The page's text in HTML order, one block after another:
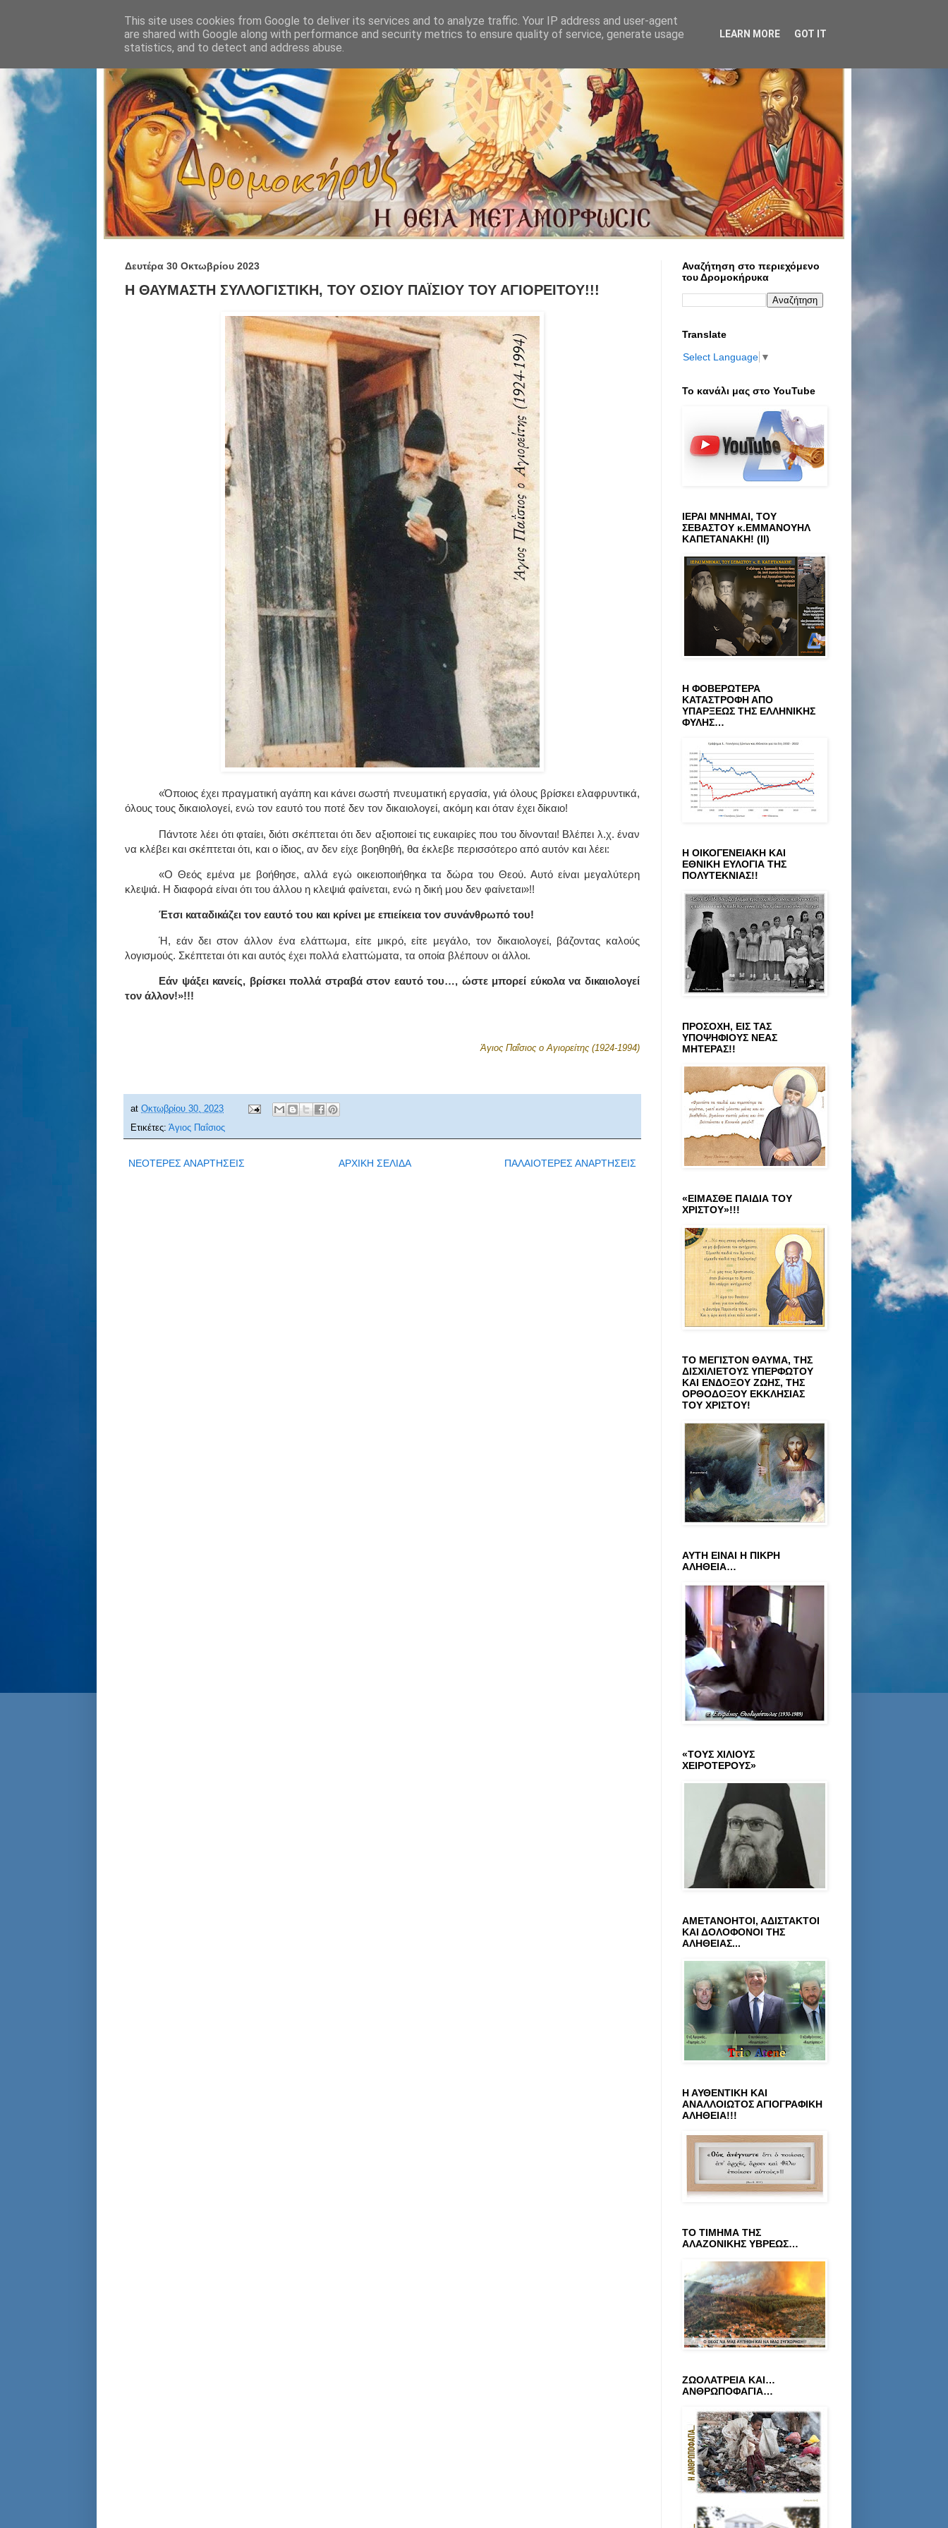
Δευτέρα 30 Οκτωβρίου 2023
Η ΘΑΥΜΑΣΤΗ ΣΥΛΛΟΓΙΣΤΙΚΗ, ΤΟΥ ΟΣΙΟΥ ΠΑΪΣΙΟΥ ΤΟΥ ΑΓΙΟΡΕΙΤΟΥ!!!
«Όποιος έχει πραγματική αγάπη και κάνει σωστή πνευματική εργασία, γιά όλους βρίσκει ελαφρυντικά,
όλους τους δικαιολογεί, ενώ τον εαυτό του ποτέ δεν τον δικαιολογεί, ακόμη και όταν έχει δίκαιο!
Πάντοτε λέει ότι φταίει, διότι σκέπτεται ότι δεν αξιοποιεί τις ευκαιρίες που του δίνονται! Βλέπει λ.χ. έναν
να κλέβει και σκέπτεται ότι, και ο ίδιος, αν δεν είχε βοηθηθή, θα έκλεβε περισσότερο από αυτόν και λέει:
«Ο Θεός εμένα με βοήθησε, αλλά εγώ οικειοποιήθηκα τα δώρα του Θεού. Αυτό είναι μεγαλύτερη
κλεψιά. Η διαφορά είναι ότι του άλλου η κλεψιά φαίνεται, ενώ η δική μου δεν φαίνεται»!!
Έτσι καταδικάζει τον εαυτό του και κρίνει με επιείκεια τον συνάνθρωπό του!
Ή, εάν δει στον άλλον ένα ελάττωμα, είτε μικρό, είτε μεγάλο, τον δικαιολογεί, βάζοντας καλούς
λογισμούς. Σκέπτεται ότι και αυτός έχει πολλά ελαττώματα, τα οποία βλέπουν οι άλλοι.
Εάν ψάξει κανείς, βρίσκει πολλά στραβά στον εαυτό του…, ώστε μπορεί εύκολα να δικαιολογεί
τον άλλον!»!!!
Άγιος Παΐσιος ο Αγιορείτης (1924-1994)
at Οκτωβρίου 30, 2023
Ετικέτες: Άγιος Παΐσιος
ΝΕΟΤΕΡΕΣ ΑΝΑΡΤΗΣΕΙΣ ΠΑΛΑΙΟΤΕΡΕΣ ΑΝΑΡΤΗΣΕΙΣ
ΑΡΧΙΚΗ ΣΕΛΙΔΑ
Αναζήτηση στο περιεχόμενο
του Δρομοκήρυκα
Translate
Select Language ▼
Το κανάλι μας στο ΥοuTube
ΙΕΡΑΙ ΜΝΗΜΑΙ, ΤΟΥ
ΣΕΒΑΣΤΟΥ κ.ΕΜΜΑΝΟΥΗΛ
ΚΑΠΕΤΑΝΑΚΗ! (ΙΙ)
Η ΦΟΒΕΡΩΤΕΡΑ
ΚΑΤΑΣΤΡΟΦΗ ΑΠΟ
ΥΠΑΡΞΕΩΣ ΤΗΣ ΕΛΛΗΝΙΚΗΣ
ΦΥΛΗΣ…
Η ΟΙΚΟΓΕΝΕΙΑΚΗ ΚΑΙ
ΕΘΝΙΚΗ ΕΥΛΟΓΙΑ ΤΗΣ
ΠΟΛΥΤΕΚΝΙΑΣ!!
ΠΡΟΣΟΧΗ, ΕΙΣ ΤΑΣ
ΥΠΟΨΗΦΙΟΥΣ ΝΕΑΣ
ΜΗΤΕΡΑΣ!!
«ΕΙΜΑΣΘΕ ΠΑΙΔΙΑ ΤΟΥ
ΧΡΙΣΤΟΥ»!!!
ΤΟ ΜΕΓΙΣΤΟΝ ΘΑΥΜΑ, ΤΗΣ
ΔΙΣΧΙΛΙΕΤΟΥΣ ΥΠΕΡΦΩΤΟΥ
ΚΑΙ ΕΝΔΟΞΟΥ ΖΩΗΣ, ΤΗΣ
ΟΡΘΟΔΟΞΟΥ ΕΚΚΛΗΣΙΑΣ
ΤΟΥ ΧΡΙΣΤΟΥ!
ΑΥΤΗ ΕΙΝΑΙ Η ΠΙΚΡΗ
ΑΛΗΘΕΙΑ…
«ΤΟΥΣ ΧΙΛΙΟΥΣ
ΧΕΙΡΟΤΕΡΟΥΣ»
ΑΜΕΤΑΝΟΗΤΟΙ, ΑΔΙΣΤΑΚΤΟΙ
ΚΑΙ ΔΟΛΟΦΟΝΟΙ ΤΗΣ
ΑΛΗΘΕΙΑΣ...
Η ΑΥΘΕΝΤΙΚΗ ΚΑΙ
ΑΝΑΛΛΟΙΩΤΟΣ ΑΓΙΟΓΡΑΦΙΚΗ
ΑΛΗΘΕΙΑ!!!
ΤΟ ΤΙΜΗΜΑ ΤΗΣ
ΑΛΑΖΟΝΙΚΗΣ ΥΒΡΕΩΣ…
ΖΩΟΛΑΤΡΕΙΑ ΚΑΙ…
ΑΝΘΡΩΠΟΦΑΓΙΑ…
This site uses cookies from Google to deliver its services and to analyze traffic. Your IP address and user-agent
are shared with Google along with performance and security metrics to ensure quality of service, generate usage
statistics, and to detect and address abuse.
LEARN MORE GOT IT